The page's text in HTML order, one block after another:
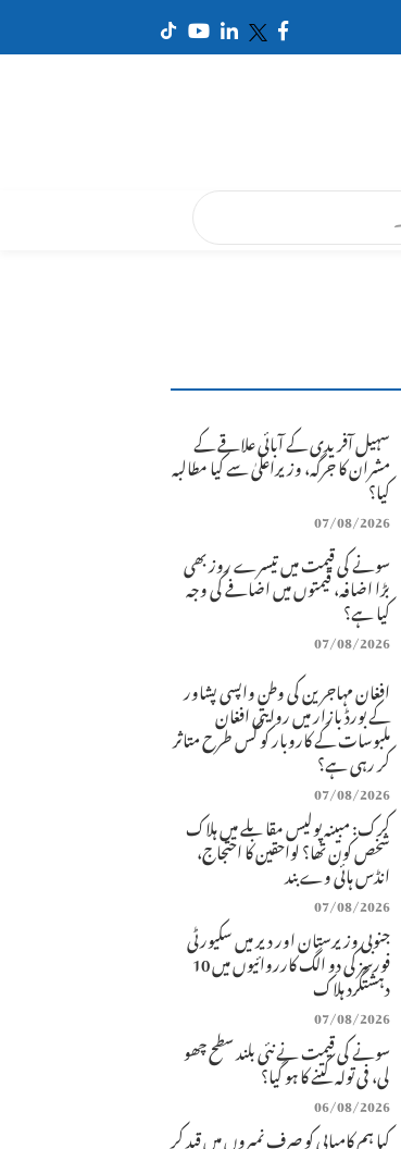
سہیل آفریدی کے آبائی علاقے کے
مشران کا جرگہ، وزیراعلیٰ سے کیا مطالبہ
کیا؟
07/08/2026
سونے کی قیمت میں تیسرے روز بھی
بڑا اضافہ، قیمتوں میں اضافے کی وجہ
کیا ہے؟
07/08/2026
افغان مہاجرین کی وطن واپسی پشاور
کے بورڈ بازار میں روایتی افغان
ملبوسات کے کاروبار کو کس طرح متاثر
کر رہی ہے؟
07/08/2026
کرک: مبینہ پولیس مقابلے میں ہلاک
شخص کون تھا؟ لواحقین کا احتجاج،
انڈس ہائی وے بند
07/08/2026
جنوبی وزیرستان اور دیر میں سکیورٹی
فورسز کی دو الگ کارروائیوں میں 10
دہشتگرد ہلاک
07/08/2026
سونے کی قیمت نے نئی بلند سطح چھو
لی، فی تولہ کتنے کا ہو گیا؟
06/08/2026
کیا ہم کامیابی کو صرف نمبروں میں قید کر